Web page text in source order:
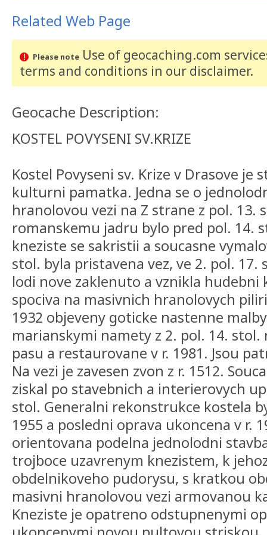
Related Web Page
Please noteUse of geocaching.com
terms and conditions in our disclaimer.
Geocache Description:
KOSTEL POVYSENI SV.KRIZE
Kostel Povyseni sv. Krize v Drasove je
kulturni pamatka. Jedna se o
hranolovou vezi na Z strane z pol. 13.
romanskemu jadru bylo pred pol. 14.
kneziste se sakristii a soucasne
stol. byla pristavena vez, ve 2. pol. 17.
lodi nove zaklenuto a vznikla hudebni
spociva na masivnich hranolovych
1932 objeveny goticke nastenne
marianskymi namety z 2. pol. 14. stol.
pasu a restaurovane v r. 1981. Jsou
Na vezi je zavesen zvon z r. 1512.
ziskal po stavebnich a interierovych
stol. Generalni rekonstrukce kostela
1955 a posledni oprava ukoncena v r.
orientovana podelna jednolodni
trojboce uzavrenym knezistem, k
obdelnikoveho pudorysu, s kratkou
masivni hranolovou vezi armovanou
Kneziste je opatreno odstupnenymi